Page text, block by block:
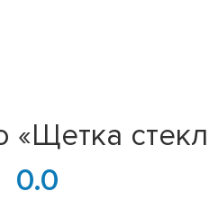
0.0